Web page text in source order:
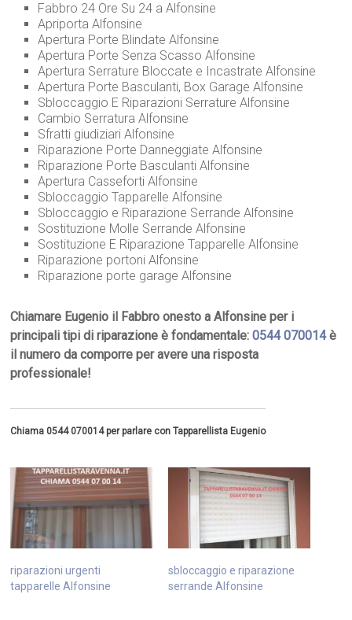
Fabbro 24 Ore Su 24 a Alfonsine
Apriporta Alfonsine
Apertura Porte Blindate Alfonsine
Apertura Porte Senza Scasso Alfonsine
Apertura Serrature Bloccate e Incastrate Alfonsine
Apertura Porte Basculanti, Box Garage Alfonsine
Sbloccaggio E Riparazioni Serrature Alfonsine
Cambio Serratura Alfonsine
Sfratti giudiziari Alfonsine
Riparazione Porte Danneggiate Alfonsine
Riparazione Porte Basculanti Alfonsine
Apertura Casseforti Alfonsine
Sbloccaggio Tapparelle Alfonsine
Sbloccaggio e Riparazione Serrande Alfonsine
Sostituzione Molle Serrande Alfonsine
Sostituzione E Riparazione Tapparelle Alfonsine
Riparazione portoni Alfonsine
Riparazione porte garage Alfonsine
Chiamare Eugenio il Fabbro onesto a Alfonsine per i
principali tipi di riparazione è fondamentale:0544 070014è
il numero da comporre per avere una risposta
professionale!
Chiama 0544 070014 per parlare con Tapparellista Eugenio
riparazioni urgenti
tapparelle Alfonsine
sbloccaggio e riparazione
serrande Alfonsine